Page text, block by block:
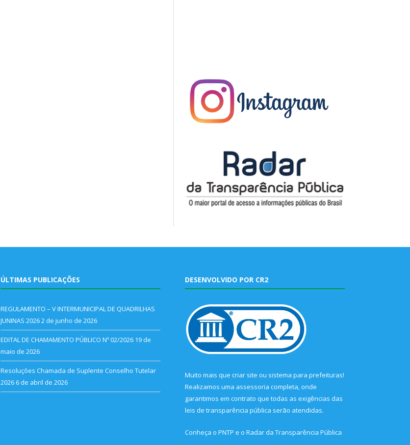
ÚLTIMAS PUBLICAÇÕES
REGULAMENTO – V INTERMUNICIPAL DE QUADRILHAS
JUNINAS 20262 de junho de 2026
EDITAL DE CHAMAMENTO PÚBLICO Nº 02/2026 19 de
maio de 2026
Resoluções Chamada de Suplente Conselho Tutelar
2026 6 de abril de 2026
DESENVOLVIDO POR CR2
Muito mais que criar site ou sistema para prefeituras!
Realizamos uma assessoria completa, onde
garantimos em contrato que todas as exigências das
leis de transparência pública serão atendidas.
Conheça o PNTP e o Radar da Transparência Pública